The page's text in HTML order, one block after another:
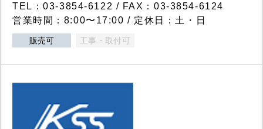
TEL：03-3854-6122 / FAX：03-3854-6124
営業時間：8:00〜17:00 / 定休日：土・日
販売可 工事・取付可